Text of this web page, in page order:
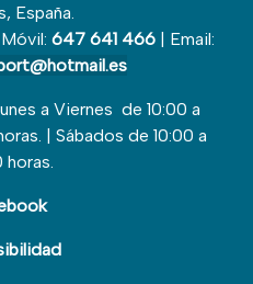
España.
647 641 466| Email:
a Viernes de 10:00 a
| Sábados de 10:00 a
horas.